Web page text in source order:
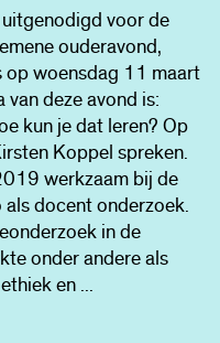
voor de
ouderavond,
op woensdag 11 maart
deze avond is:
kun je dat leren? Op
Koppel spreken.
werkzaam bij de
docent onderzoek.
in de
onder andere als
en ...